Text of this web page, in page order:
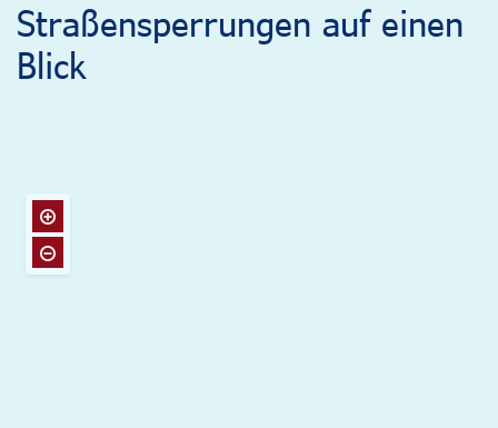
Straßensperrungen auf einen
Blick